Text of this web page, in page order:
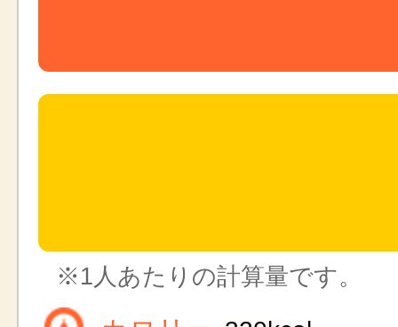
※1人あたりの計算量です。